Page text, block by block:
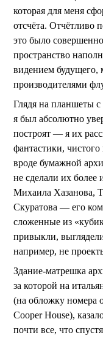
которая для меня
отсчёта.
это было
пространство
видением будущего,
производителями
Глядя на планшеты с
я был абсолютно
построят — я их
фантастики,
вроде бумажной
не сделали их
Михаила Хазанова,
Скуратова — его
сложенные из
привыкли,
например, не
Здание-матрешка
за которой на
(на обложку номера
Cooper House),
почти все, что